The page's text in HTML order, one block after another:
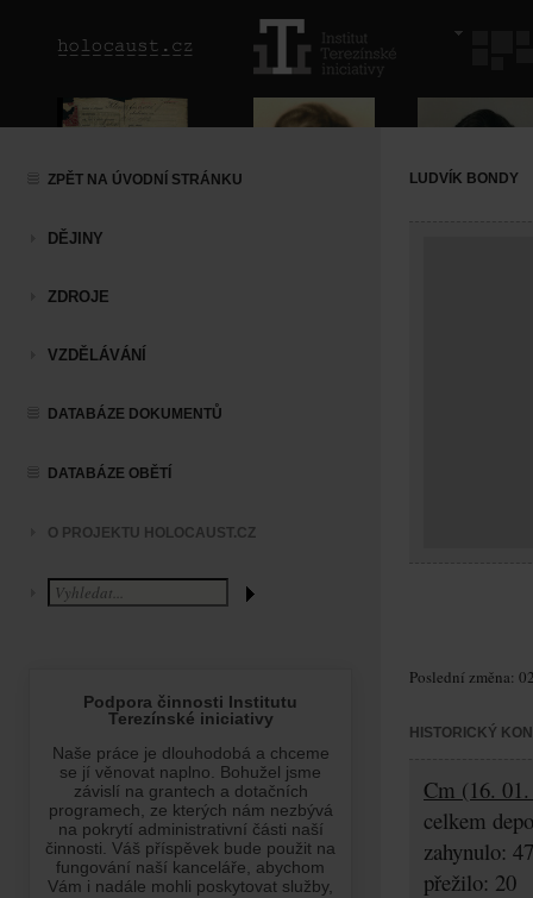
ZPĚT NA ÚVODNÍ STRÁNKU
DĚJINY
ZDROJE
VZDĚLÁVÁNÍ
DATABÁZE DOKUMENTŮ
DATABÁZE OBĚTÍ
O PROJEKTU HOLOCAUST.CZ
LUDVÍK BONDY
Poslední změna:
HISTORICKÝ
Cm (16.
celkem
zahynulo:
přežilo: 20